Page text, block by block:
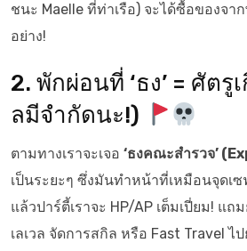
ชนะ Maelle ที่ท่าเรือ) จะได้ซื้อของจ
อย่าง!
2. พักผ่อนที่ ‘ธง’ = ศัตรู
ลมีจำกัดนะ!)
ตามทางเราจะเจอ ‘ธงคณะสำรวจ’
เป็นระยะๆ ซึ่งมันทำหน้าที่เหมือนจุดเ
แล้วปาร์ตี้เราจะ HP/AP เต็มเปี่ยม! แถ
เลเวล จัดการสกิล หรือ Fast Travel